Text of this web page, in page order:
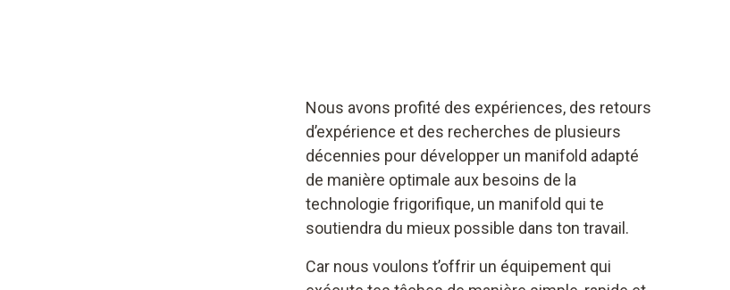
Nous avons profité des expériences, des retours
d’expérience et des recherches de plusieurs
décennies pour développer un manifold adapté
de manière optimale aux besoins de la
technologie frigorifique, un manifold qui te
soutiendra du mieux possible dans ton travail.
Car nous voulons t’offrir un équipement qui